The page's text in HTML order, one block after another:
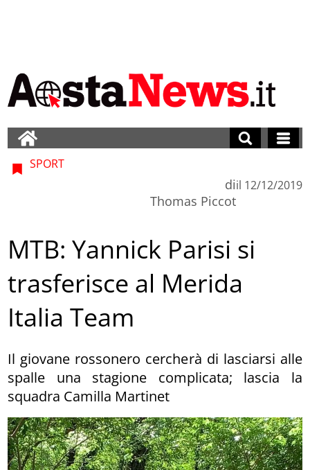
SPORT
di
Thomas Piccot
il 12/12/2019
MTB: Yannick Parisi si
trasferisce al Merida
Italia Team
Il giovane rossonero cercherà di lasciarsi alle
spalle una stagione complicata; lascia la
squadra Camilla Martinet